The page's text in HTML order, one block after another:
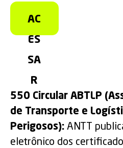
AC
ES
SA
R
550 Circular ABTLP
de Transporte e
Perigosos): ANTT
eletrônico dos